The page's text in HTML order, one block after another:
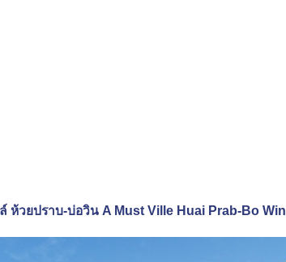
ห้วยปราบ-บ่อวิน A Must Ville Huai Prab-Bo Win